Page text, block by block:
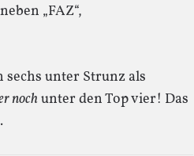
„FAZ“,
sechs unter Strunz als
nochunter den Top vier! Das